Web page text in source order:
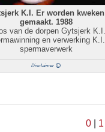
K.I. Er worden kweken
gemaakt. 1988
van de dorpen Gytsjerk K.I.
en verwerking K.I.
spermaverwerk
Disclaimer
0| 1